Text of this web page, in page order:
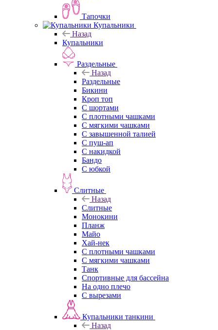
Тапочки
Купальники
Назад
Купальники
Раздельные
Назад
Раздельные
Бикини
Кроп топ
С шортами
С плотными чашками
С мягкими чашками
С завышенной талией
С пуш-ап
С накидкой
Бандо
С юбкой
Слитные
Назад
Слитные
Монокини
Планж
Майо
Хай-нек
С плотными чашками
С мягкими чашками
Танк
Спортивные для бассейна
На одно плечо
С вырезами
Купальники танкини
Назад